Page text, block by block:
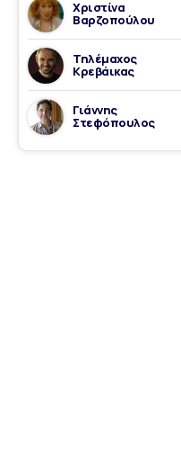
Χριστίνα
Βαρζοπούλου
Τηλέμαχος
Κρεβάικας
Γιάννης
Στεφόπουλος